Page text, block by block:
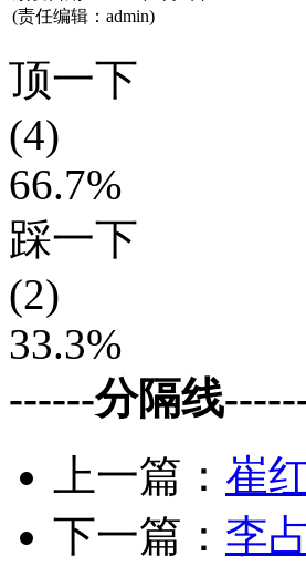
(责任编辑：admin)
顶一下
(4)
66.7%
踩一下
(2)
33.3%
------分隔线
上一篇： 崔
下一篇： 李